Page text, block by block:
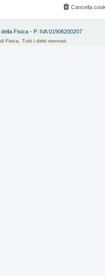
Cancella
Fisica - P. IVA 01906200207
Fisica. Tutti i diritti riservati.